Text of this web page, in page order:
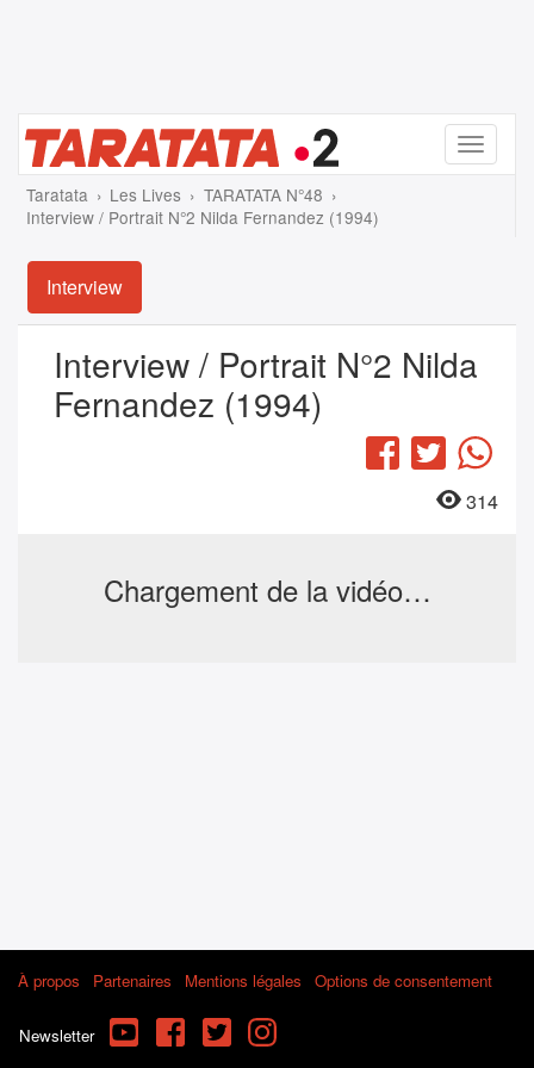
Menu
Taratata Les Lives
TARATATA N°48
Interview / Portrait N°2 Nilda Fernandez (1994)
Interview
Interview / Portrait N°2 Nilda
Fernandez (1994)
Facebook
Twitter
314
Chargement de la vidéo…
À propos Partenaires Mentions légales Options de consentement
Newsletter YouTube FacebookTwitterInstagram